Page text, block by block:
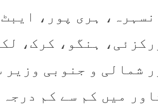
ہری پور،
ہنگو، کرک،
شمالی و جنوبی